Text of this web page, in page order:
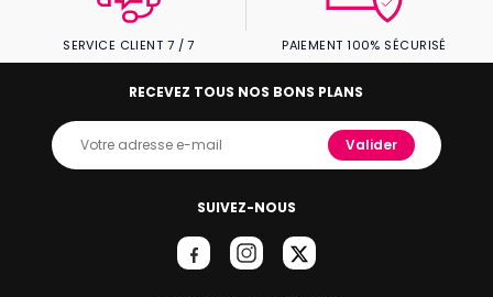
SERVICE CLIENT 7 / 7 PAIEMENT 100% SÉCURISÉ
SUIVEZ-NOUS
RECEVEZ TOUS NOS BONS PLANS
Valider